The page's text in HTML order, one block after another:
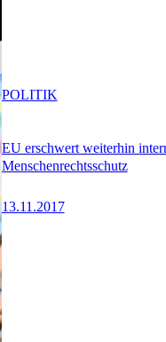
EU erschwert weiterhin
Menschenrechtsschutz
13.11.2017
POLITIK